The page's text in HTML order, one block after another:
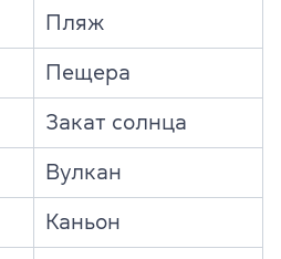
Пляж
Пещера
Закат солнца
Вулкан
Каньон